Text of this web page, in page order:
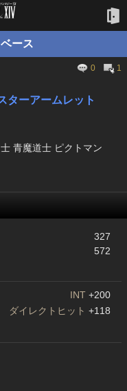
ース
0
1
ターアームレット
青魔道士 ピクトマン
327
572
INT +200
ダイレクトヒット +118